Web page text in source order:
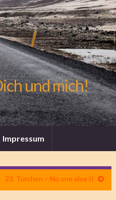
und mich!
Impressum
23. Türchen – No one else II